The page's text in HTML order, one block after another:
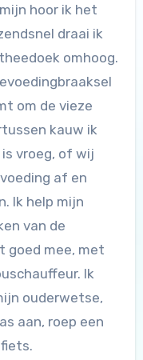
hoor ik het
draai ik
omhoog.
om de vieze
kauw ik
vroeg, of wij
af en
Ik help mijn
van de
goed mee, met
Ik
ouderwetse,
aan, roep een